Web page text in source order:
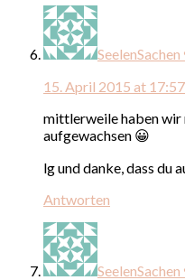
SeelenSachen
15. April 2015 at 17:57
mittlerweile haben wir
aufgewachsen 😀
lg und danke, dass du
Antworten
SeelenSachen